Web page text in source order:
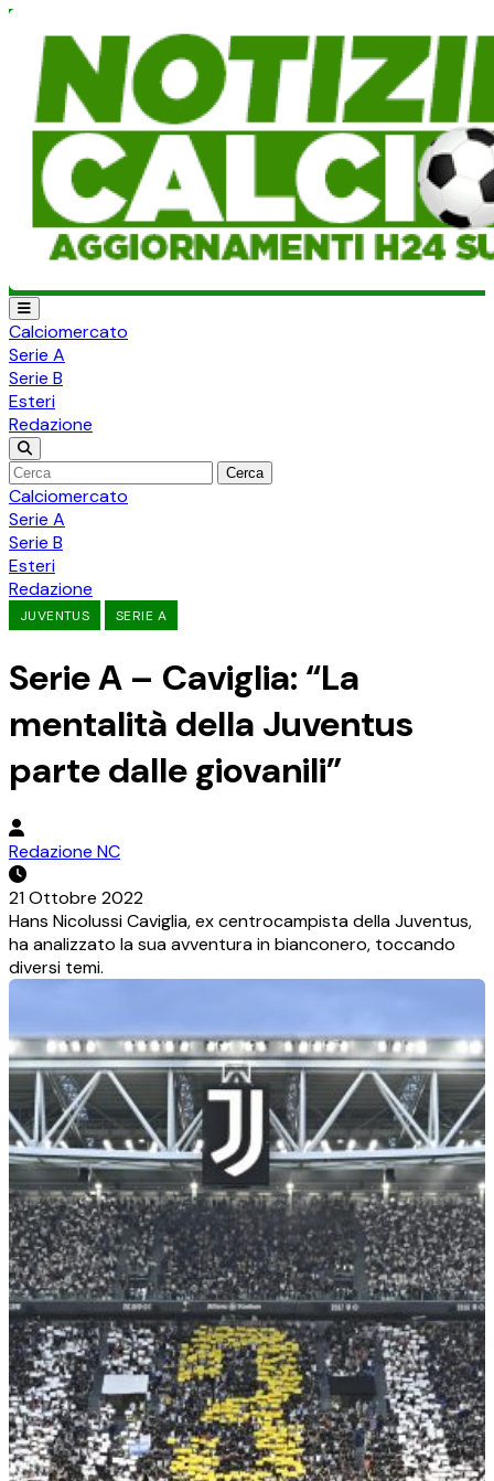
Calciomercato
Serie A
Serie B
Esteri
Redazione
Cerca
Calciomercato
Serie A
Serie B
Esteri
Redazione
JUVENTUS SERIE A
Serie A – Caviglia: “La
mentalità della Juventus
parte dalle giovanili”
Redazione NC
21 Ottobre 2022
Hans Nicolussi Caviglia, ex centrocampista della Juventus,
ha analizzato la sua avventura in bianconero, toccando
diversi temi.